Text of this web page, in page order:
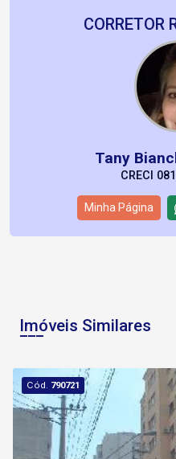
CORRETOR
Tany
CRECI
Minha Página
Imóveis Similares
Cód. 790721